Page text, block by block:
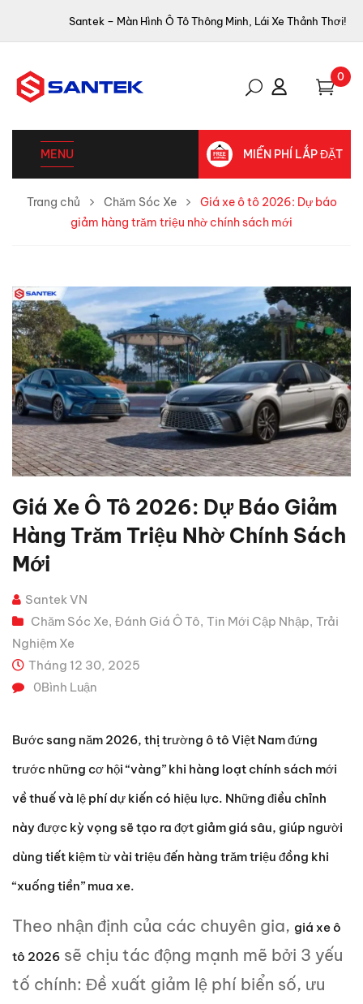
Santek – Màn Hình Ô Tô Thông Minh, Lái Xe Thảnh Thơi!
0
MENU MIỄN PHÍ LẮP ĐẶT
Trang chủ Chăm Sóc Xe
Giá xe ô tô 2026: Dự báo
giảm hàng trăm triệu nhờ chính sách mới
Giá Xe Ô Tô 2026: Dự Báo Giảm
Hàng Trăm Triệu Nhờ Chính Sách
Mới
Santek VN
Chăm Sóc Xe, Đánh Giá Ô Tô, Tin Mới Cập Nhập, Trải
Nghiệm Xe
Tháng 12 30, 2025
0Bình Luận
Bước sang năm 2026, thị trường ô tô Việt Nam đứng
trước những cơ hội “vàng” khi hàng loạt chính sách mới
về thuế và lệ phí dự kiến có hiệu lực. Những điều chỉnh
này được kỳ vọng sẽ tạo ra đợt giảm giá sâu, giúp người
dùng tiết kiệm từ vài triệu đến hàng trăm triệu đồng khi
“xuống tiền” mua xe.
Theo nhận định của các chuyên gia, giá xe ô
tô 2026 sẽ chịu tác động mạnh mẽ bởi 3 yếu
tố chính: Đề xuất giảm lệ phí biển số, ưu